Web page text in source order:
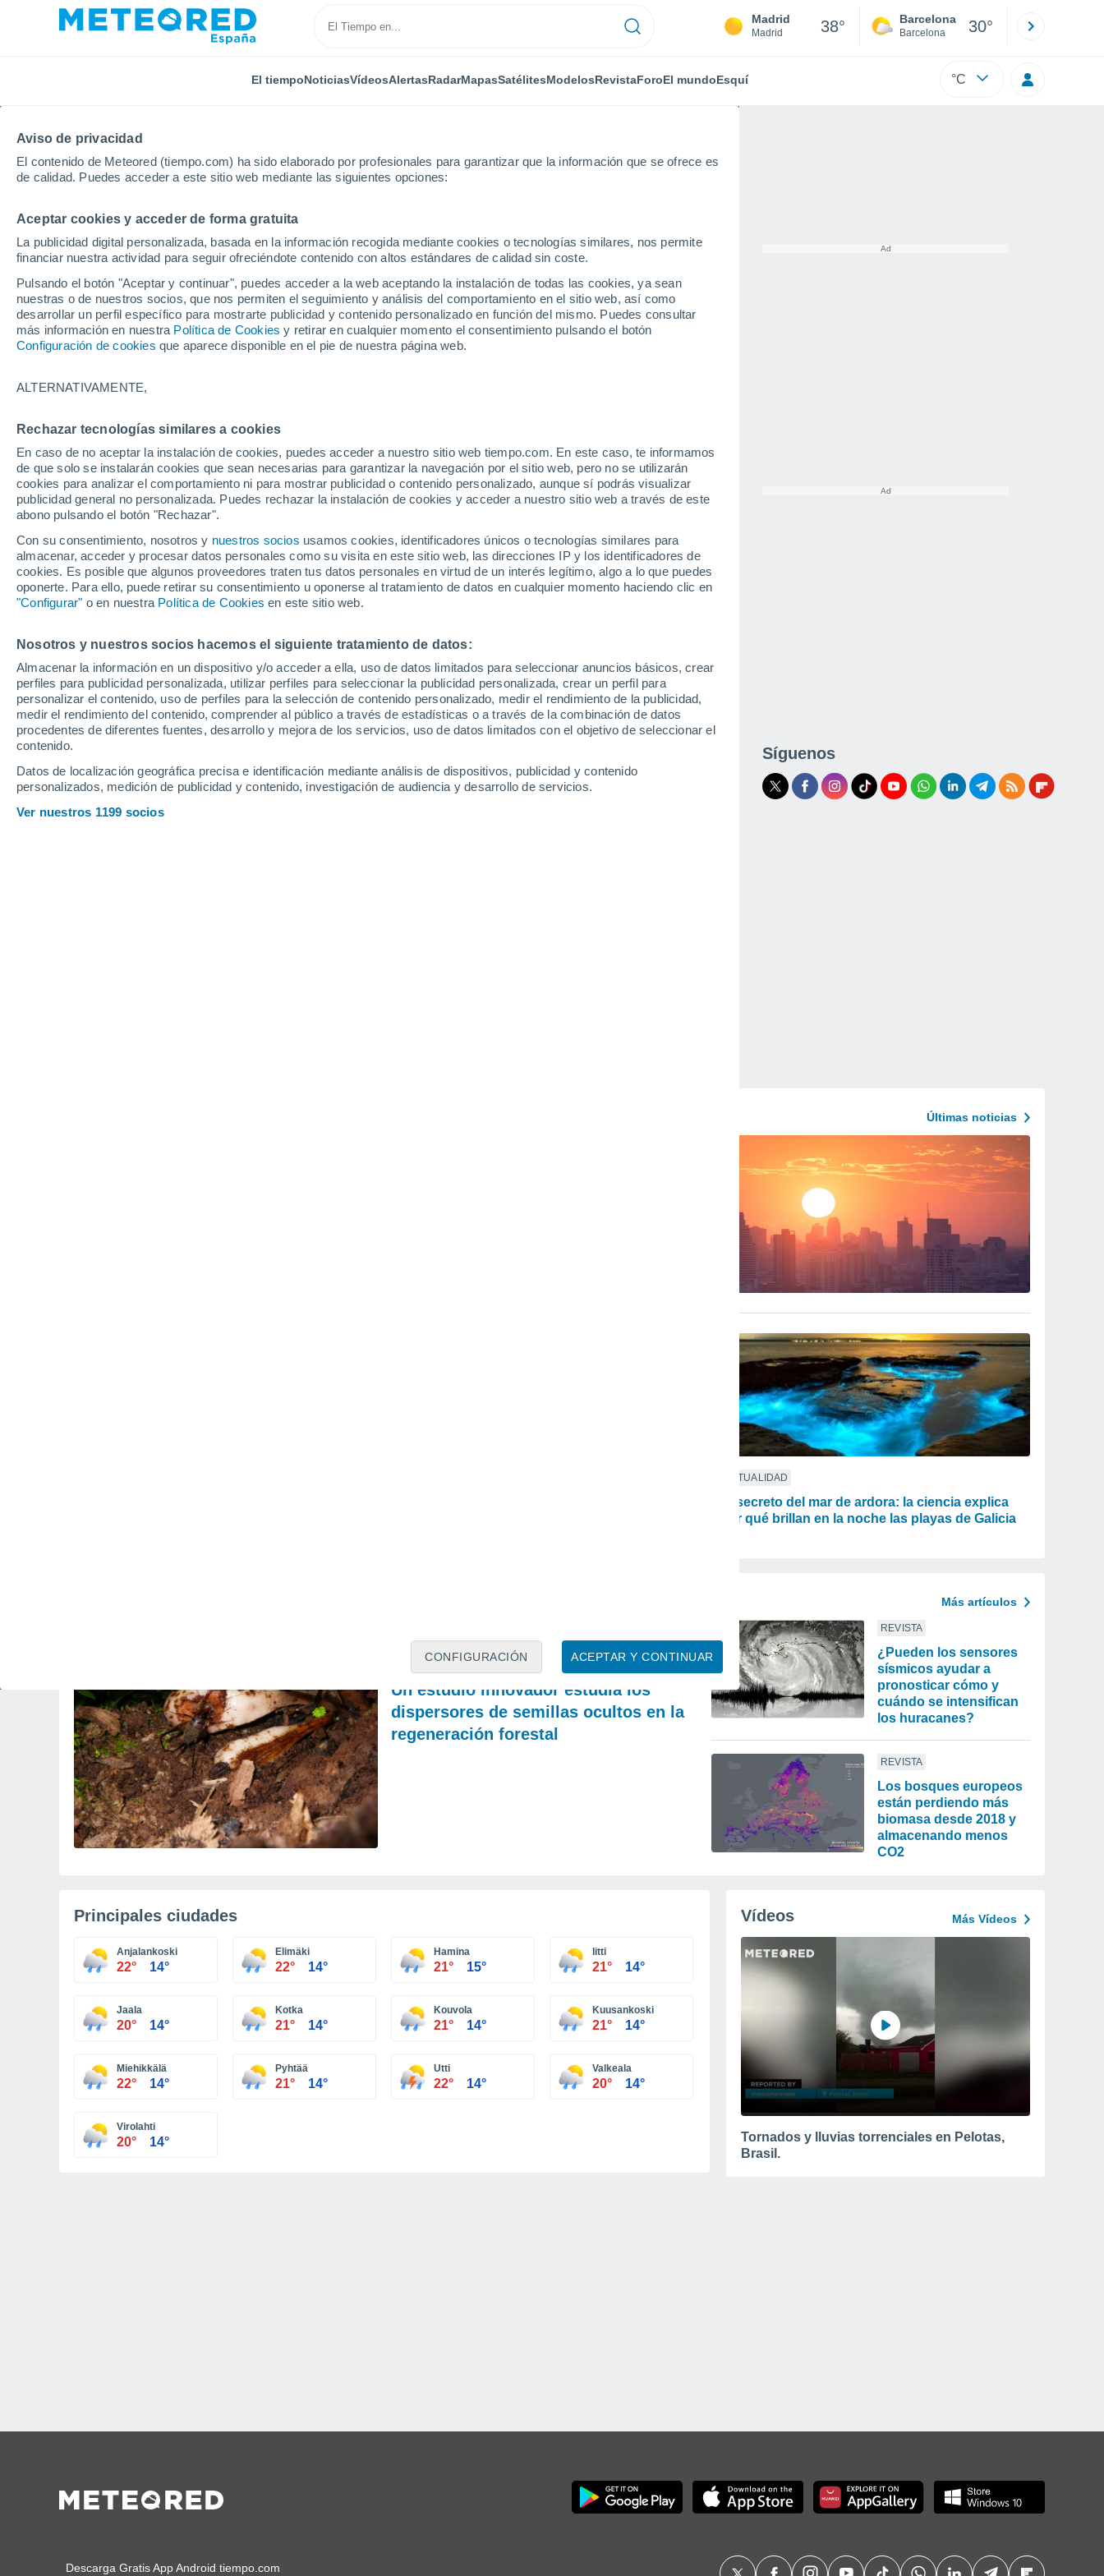
Aviso de privacidad
El contenido de Meteored (tiempo.com) ha sido elaborado por profesionales para garantizar que la información que se ofrece es
de calidad. Puedes acceder a este sitio web mediante las siguientes opciones:
Aceptar cookies y acceder de forma gratuita
La publicidad digital personalizada, basada en la información recogida mediante cookies o tecnologías similares, nos permite
financiar nuestra actividad para seguir ofreciéndote contenido con altos estándares de calidad sin coste.
Pulsando el botón "Aceptar y continuar", puedes acceder a la web aceptando la instalación de todas las cookies, ya sean
nuestras o de nuestros socios, que nos permiten el seguimiento y análisis del comportamiento en el sitio web, así como
desarrollar un perfil específico para mostrarte publicidad y contenido personalizado en función del mismo. Puedes consultar
más información en nuestra Política de Cookies y retirar en cualquier momento el consentimiento pulsando el botón
Configuración de cookies que aparece disponible en el pie de nuestra página web.
ALTERNATIVAMENTE,
Rechazar tecnologías similares a cookies
En caso de no aceptar la instalación de cookies, puedes acceder a nuestro sitio web tiempo.com. En este caso, te informamos
de que solo se instalarán cookies que sean necesarias para garantizar la navegación por el sitio web, pero no se utilizarán
cookies para analizar el comportamiento ni para mostrar publicidad o contenido personalizado, aunque sí podrás visualizar
publicidad general no personalizada. Puedes rechazar la instalación de cookies y acceder a nuestro sitio web a través de este
abono pulsando el botón "Rechazar".
Con su consentimiento, nosotros y nuestros socios usamos cookies, identificadores únicos o tecnologías similares para
almacenar, acceder y procesar datos personales como su visita en este sitio web, las direcciones IP y los identificadores de
cookies. Es posible que algunos proveedores traten tus datos personales en virtud de un interés legítimo, algo a lo que puedes
oponerte. Para ello, puede retirar su consentimiento u oponerse al tratamiento de datos en cualquier momento haciendo clic en
"Configurar" o en nuestra Política de Cookies en este sitio web.
Nosotros y nuestros socios hacemos el siguiente tratamiento de datos:
Almacenar la información en un dispositivo y/o acceder a ella, uso de datos limitados para seleccionar anuncios básicos, crear
perfiles para publicidad personalizada, utilizar perfiles para seleccionar la publicidad personalizada, crear un perfil para
personalizar el contenido, uso de perfiles para la selección de contenido personalizado, medir el rendimiento de la publicidad,
medir el rendimiento del contenido, comprender al público a través de estadísticas o a través de la combinación de datos
procedentes de diferentes fuentes, desarrollo y mejora de los servicios, uso de datos limitados con el objetivo de seleccionar el
contenido.
Datos de localización geográfica precisa e identificación mediante análisis de dispositivos, publicidad y contenido
personalizados, medición de publicidad y contenido, investigación de audiencia y desarrollo de servicios.
Ver nuestros 1199 socios
ACEPTAR Y CONTINUAR
CONFIGURACIÓN
Madrid
Madrid 38° Barcelona
Barcelona 30°
El tiempoNoticiasVídeosAlertasRadarMapasSatélitesModelosRevistaForoEl mundoEsquí °C
Inicio Finlandia Kymenlaakso
El Tiempo en Kymenlaakso
Hoy, 7 agosto Todo el día Símbolo
14°
Utti
Elimäki
21°
21°
Iitti
20°
14°
Jaala
Kotka
14°
Kouvola
22°
21°
14°
20°
14°
Valkeala
Síguenos
Últimas noticias
ACTUALIDAD
El secreto del mar de ardora: la ciencia explica
por qué brillan en la noche las playas de Galicia
Más artículos
REVISTA
Un estudio innovador estudia los
dispersores de semillas ocultos en la
regeneración forestal
REVISTA
¿Pueden los sensores
sísmicos ayudar a
pronosticar cómo y
cuándo se intensifican
los huracanes?
REVISTA
Los bosques europeos
están perdiendo más
biomasa desde 2018 y
almacenando menos
CO2
Principales ciudades
Anjalankoski
22° 14°
Elimäki
22° 14°
Hamina
21° 15°
Iitti
21° 14°
Jaala
20° 14°
Kotka
21° 14°
Kouvola
21° 14°
Kuusankoski
21° 14°
Miehikkälä
22° 14°
Pyhtää
21° 14°
Utti
22° 14°
Valkeala
20° 14°
Virolahti
20° 14°
Vídeos Más Vídeos
Tornados y lluvias torrenciales en Pelotas,
Brasil.
Descarga Gratis App Android tiempo.com